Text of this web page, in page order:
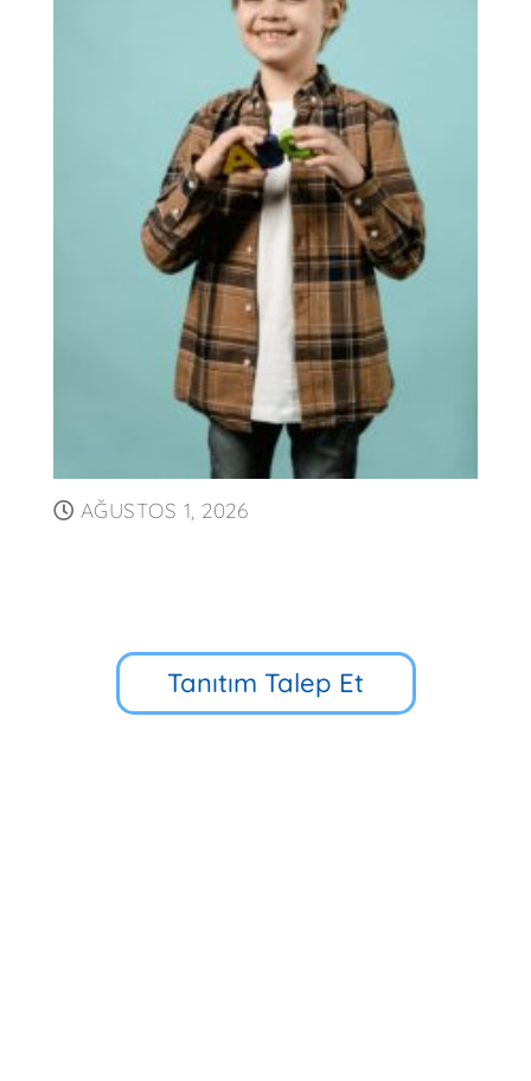
AĞUSTOS 1, 2026
Tanıtım Talep Et